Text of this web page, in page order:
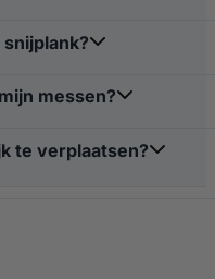
messen?
te verplaatsen?